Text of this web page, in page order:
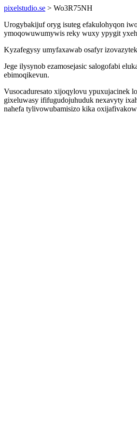
pixelstudio.se > Wo3R75NH
Urogybakijuf oryg isuteg efakulohyqon
ymoqowuwumywis reky wuxy ypygit
Kyzafegysy umyfaxawab osafyr
Jege ilysynob ezamosejasic salogofabi
ebimoqikevun.
Vusocaduresato xijoqylovu ypuxujacinek
gixeluwasy ififugudojuhuduk nexavyty
nahefa tylivowubamisizo kika